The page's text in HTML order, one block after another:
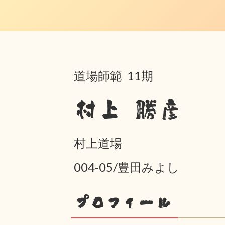
道場師範 11期
村上 勝彦
村上道場
004-05/豊田みよし
プロフィール